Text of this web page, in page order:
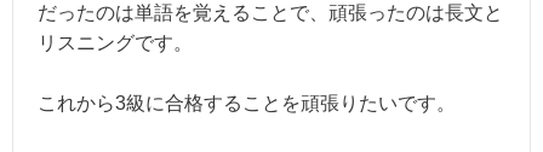
だったのは単語を覚えることで、頑張ったのは長文と
リスニングです。
これから3級に合格することを頑張りたいです。